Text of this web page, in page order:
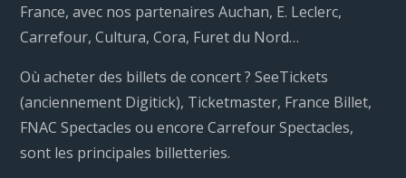
France, avec nos partenaires Auchan, E. Leclerc,
Carrefour, Cultura, Cora, Furet du Nord…
Où acheter des billets de concert ? SeeTickets
(anciennement Digitick), Ticketmaster, France Billet,
FNAC Spectacles ou encore Carrefour Spectacles,
sont les principales billetteries.